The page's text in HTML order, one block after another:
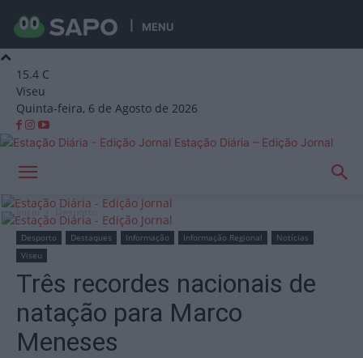
MENU
15.4 C
Viseu
Quinta-feira, 6 de Agosto de 2026
Estação Diária – Edição Jornal
Início Desporto
Desporto Destaques Informação Informação Regional
Notícias
Viseu
Três recordes nacionais de
natação para Marco
Meneses